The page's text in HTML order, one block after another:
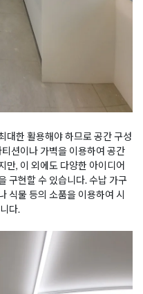
대한 활용해야 하므로 공간 구성
션이나 가벽을 이용하여 공간
만, 이 외에도 다양한 아이디어
구현할 수 있습니다. 수납 가구
식물 등의 소품을 이용하여 시
다.